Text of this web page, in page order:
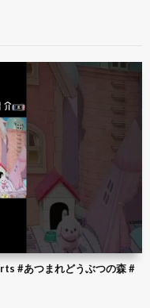
#あつまれどうぶつの森 #